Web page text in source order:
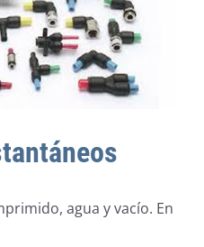
agua y vacío. En